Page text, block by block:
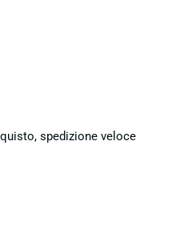
spedizione veloce